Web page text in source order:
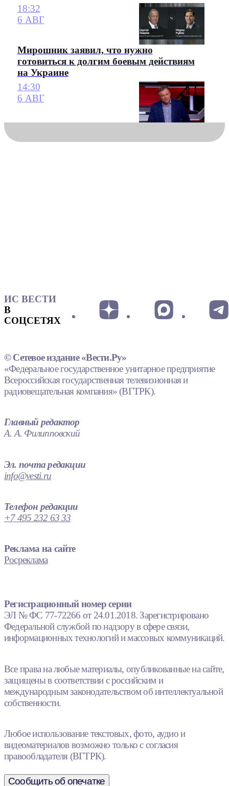
18:32
6 АВГ
Мирошник заявил, что нужно
готовиться к долгим боевым действиям
на Украине
14:30
6 АВГ
ИС ВЕСТИ
В
СОЦСЕТЯХ
© Сетевое издание «Вести.Ру»
«Федеральное государственное унитарное предприятие
Всероссийская государственная телевизионная и
радиовещательная компания» (ВГТРК).
Главный редактор
А. А. Филипповский
Эл. почта редакции
info@vesti.ru
Телефон редакции
+7 495 232 63 33
Реклама на сайте
Росреклама
Регистрационный номер серии
ЭЛ № ФС 77-72266 от 24.01.2018. Зарегистрировано
Федеральной службой по надзору в сфере связи,
информационных технологий и массовых коммуникаций.
Все права на любые материалы, опубликованные на сайте,
защищены в соответствии с российским и
международным законодательством об интеллектуальной
собственности.
Любое использование текстовых, фото, аудио и
видеоматериалов возможно только с согласия
правообладателя (ВГТРК).
Сообщить об опечатке